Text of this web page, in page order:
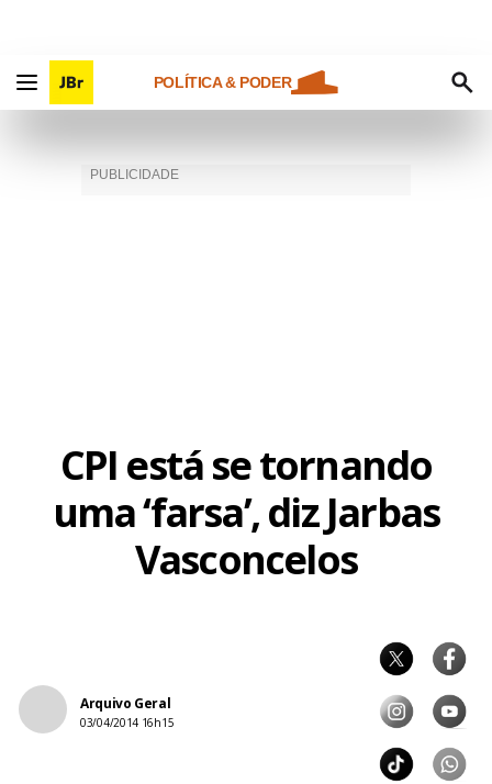
POLÍTICA & PODER
CPI está se tornando
uma ‘farsa’, diz Jarbas
Vasconcelos
Arquivo Geral
03/04/2014 16h15